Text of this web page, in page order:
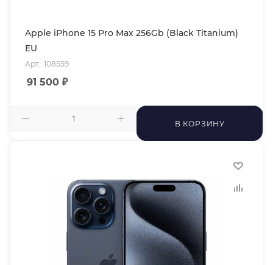
Apple iPhone 15 Pro Max 256Gb (Black Titanium)
EU
Арт.: 108559
91 500 ₽
В КОРЗИНУ